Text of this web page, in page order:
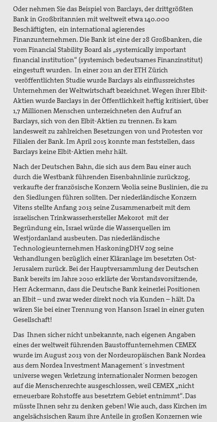
Oder nehmen Sie das Beispiel von Barclays, der drittgrößten
Bank in Großbritannien mit weltweit etwa 140.000
Beschäftigten, ein international agierendes
Finanzunternehmen. Die Bank ist eine der 28 Großbanken, die
vom Financial Stability Board als „systemically important
financial institution“ (systemisch bedeutsames Finanzinstitut)
eingestuft wurden. In einer 2011 an der ETH Zürich
veröffentlichten Studie wurde Barclays als einflussreichstes
Unternehmen der Weltwirtschaft bezeichnet. Wegen ihrer Elbit-
Aktien wurde Barclays in der Öffentlichkeit heftig kritisiert, über
1,7 Millionen Menschen unterzeichneten den Aufruf an
Barclays, sich von den Elbit-Aktien zu trennen. Es kam
landesweit zu zahlreichen Besetzungen von und Protesten vor
Filialen der Bank. Im April 2015 konnte man feststellen, dass
Barclays keine Elbit-Aktien mehr hält.
Nach der Deutschen Bahn, die sich aus dem Bau einer auch
durch die Westbank führenden Eisenbahnlinie zurückzog,
verkaufte der französische Konzern Veolia seine Buslinien, die zu
den Siedlungen führen sollten. Der niederländische Konzern
Vitens stellte Anfang 2013 seine Zusammenarbeit mit dem
israelischen Trinkwasserhersteller Mekorot mit der
Begründung ein, Israel würde die Wasserquellen im
Westjordanland ausbeuten. Das niederländische
Technologieunternehmen HaskoningDHV zog seine
Verhandlungen bezüglich einer Kläranlage im besetzten Ost-
Jerusalem zurück. Bei der Hauptversammlung der Deutschen
Bank bereits im Jahre 2010 erklärte der Vorstandsvorsitzende,
Herr Ackermann, dass die Deutsche Bank keinerlei Positionen
an Elbit – und zwar weder direkt noch via Kunden – hält. Da
wären Sie bei einer Trennung von Hanson Israel in einer guten
Gesellschaft!
Das Ihnen sicher nicht unbekannte, nach eigenen Angaben
eines der weltweit führenden Baustoffunternehmen CEMEX
wurde im August 2013 von der Nordeuropäischen Bank Nordea
aus dem Nordea Investment Management´s investment
universe wegen Verletzung internationaler Normen bezogen
auf die Menschenrechte ausgeschlossen, weil CEMEX „nicht
erneuerbare Rohstoffe aus besetztem Gebiet entnimmt“. Das
müsste Ihnen sehr zu denken geben! Wie auch, dass Kirchen im
angelsächsischen Raum ihre Anteile in großen Konzernen wie